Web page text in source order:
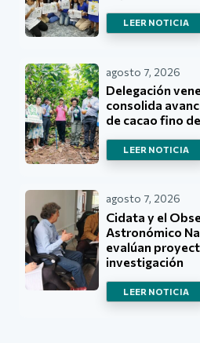
LEER NOTICIA
agosto 7, 2026
Delegación
consolida
de cacao fino
LEER NOTICIA
agosto 7, 2026
Cidata y el
Astronómico
evalúan
investigación
LEER NOTICIA